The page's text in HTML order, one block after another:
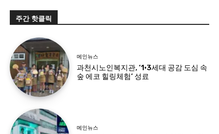
주간 핫클릭
메인뉴스
과천시노인복지관, ‘1·3세대 공감 도심 속
숲 에코 힐링체험’ 성료
메인뉴스